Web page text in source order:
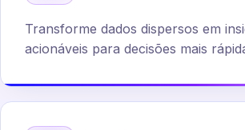
Transforme dados dispersos em
acionáveis para decisões mais